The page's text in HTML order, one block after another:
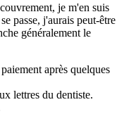
je m'en suis
passe, j'aurais peut-être
généralement le
après quelques
lettres du dentiste.